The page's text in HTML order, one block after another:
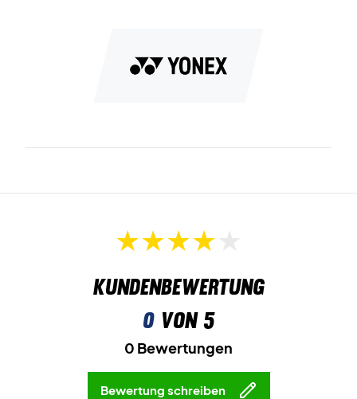
Farbe: Schwarz und Orange.
Kundenbewertung
0von 5
0 Bewertungen
Bewertung schreiben